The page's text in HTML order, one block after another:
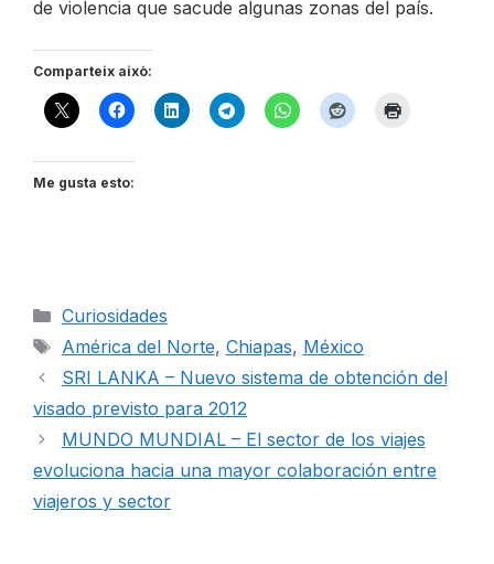
de violencia que sacude algunas zonas del país.
Comparteix això:
Me gusta esto:
Categorías
Curiosidades
Etiquetas
América del Norte, Chiapas, México
SRI LANKA – Nuevo sistema de obtención del
visado previsto para 2012
MUNDO MUNDIAL – El sector de los viajes
evoluciona hacia una mayor colaboración entre
viajeros y sector